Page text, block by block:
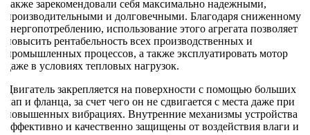
зарекомендовали себя максимально надежными,
и долговечными. Благодаря сниженному
использование этого агрегата позволяет
рентабельность всех производственных и
процессов, а также эксплуатировать мотор
в условиях тепловых нагрузок.
закрепляется на поверхности с помощью больших
и фланца, за счет чего он не сдвигается с места даже при
вибрациях. Внутренние механизмы устройства
и качественно защищены от воздействия влаги и